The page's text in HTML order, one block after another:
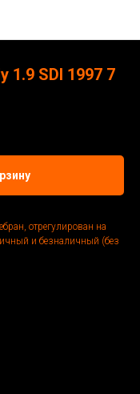
1.9 SDI 1997 7
отрегулирован на
и безналичный (без